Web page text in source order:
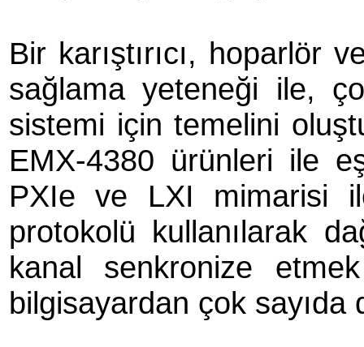
Bir karıştırıcı, hoparlör
sağlama yeteneği ile,
sistemi için temelini
EMX-4380 ürünleri ile
PXIe ve LXI mimarisi
protokolü kullanılarak
kanal senkronize
bilgisayardan çok sayıda